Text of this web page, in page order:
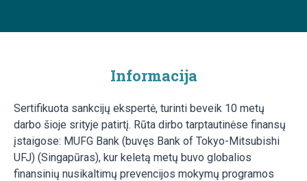
Informacija
Sertifikuota sankcijų ekspertė, turinti beveik 10 metų
darbo šioje srityje patirtį. Rūta dirbo tarptautinėse finansų
įstaigose: MUFG Bank (buvęs Bank of Tokyo-Mitsubishi
UFJ) (Singapūras), kur keletą metų buvo globalios
finansinių nusikaltimų prevencijos mokymų programos